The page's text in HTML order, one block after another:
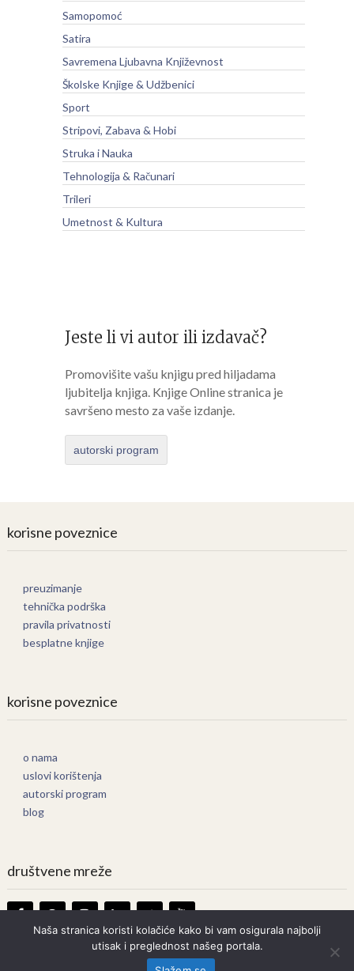
Samopomoć
Satira
Savremena Ljubavna Književnost
Školske Knjige & Udžbenici
Sport
Stripovi, Zabava & Hobi
Struka i Nauka
Tehnologija & Računari
Trileri
Umetnost & Kultura
Jeste li vi autor ili izdavač?
Promovišite vašu knjigu pred hiljadama
ljubitelja knjiga. Knjige Online stranica je
savršeno mesto za vaše izdanje.
autorski program
korisne poveznice
preuzimanje
tehnička podrška
pravila privatnosti
besplatne knjige
korisne poveznice
o nama
uslovi korištenja
autorski program
blog
društvene mreže
Knjige OnlineCopyright © 2026.
Naša stranica koristi kolačiće kako bi vam osigurala najbolji
utisak i preglednost našeg portala.